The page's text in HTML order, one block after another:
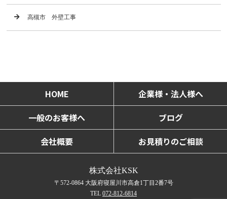
高槻市 外壁工事
HOME
企業様・法人様へ
一般のお客様へ
ブログ
会社概要
お見積りのご相談
株式会社KSK
〒572-0864 大阪府寝屋川市高倉1丁目2番7号
TEL 072-812-6814